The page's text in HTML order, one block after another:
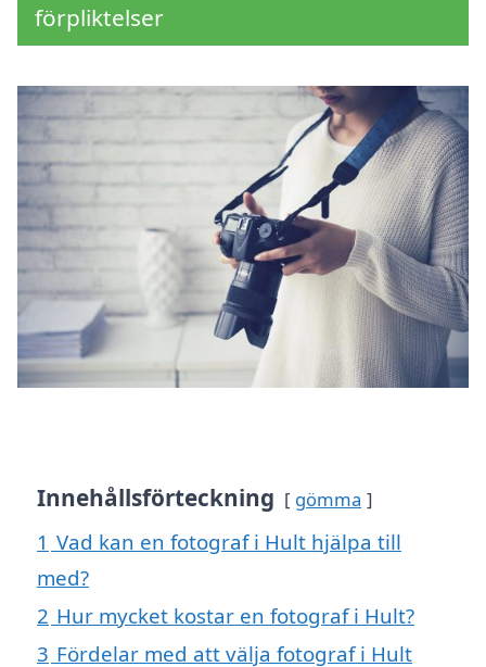
förpliktelser
Innehållsförteckning gömma
1 Vad kan en fotograf i Hult hjälpa till
med?
2 Hur mycket kostar en fotograf i Hult?
3 Fördelar med att välja fotograf i Hult